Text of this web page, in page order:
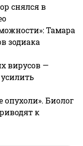
снялся в
Тамара
зодиака
вирусов —
Биолог
к